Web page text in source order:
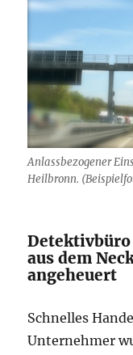
Anlassbezogener
Heilbronn.
aus dem
angeheuert
Schnelles
Unternehmer